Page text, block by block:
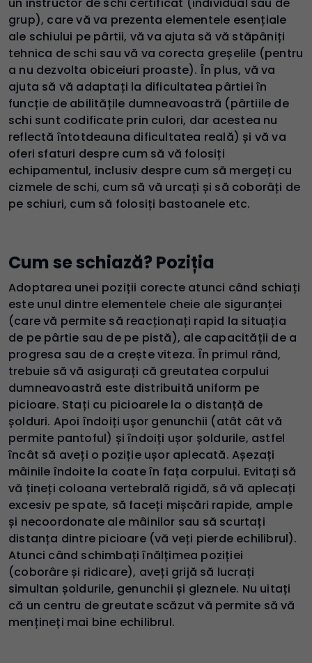
un instructor de schi certificat (individual sau de
grup), care vă va prezenta elementele esențiale
ale schiului pe pârtii, vă va ajuta să vă stăpâniți
tehnica de schi sau vă va corecta greșelile (pentru
a nu dezvolta obiceiuri proaste). În plus, vă va
ajuta să vă adaptați la dificultatea pârtiei în
funcție de abilitățile dumneavoastră (pârtiile de
schi sunt codificate prin culori, dar acestea nu
reflectă întotdeauna dificultatea reală) și vă va
oferi sfaturi despre cum să vă folosiți
echipamentul, inclusiv despre cum să mergeți cu
cizmele de schi, cum să vă urcați și să coborâți de
pe schiuri, cum să folosiți bastoanele etc.
Cum se schiază? Poziția
Adoptarea unei poziții corecte atunci când schiați
este unul dintre elementele cheie ale siguranței
(care vă permite să reacționați rapid la situația
de pe pârtie sau de pe pistă), ale capacității de a
progresa sau de a crește viteza. În primul rând,
trebuie să vă asigurați că greutatea corpului
dumneavoastră este distribuită uniform pe
picioare. Stați cu picioarele la o distanță de
șolduri. Apoi îndoiți ușor genunchii (atât cât vă
permite pantoful) și îndoiți ușor șoldurile, astfel
încât să aveți o poziție ușor aplecată. Așezați
mâinile îndoite la coate în fața corpului. Evitați să
vă țineți coloana vertebrală rigidă, să vă aplecați
excesiv pe spate, să faceți mișcări rapide, ample
și necoordonate ale mâinilor sau să scurtați
distanța dintre picioare (vă veți pierde echilibrul).
Atunci când schimbați înălțimea poziției
(coborâre și ridicare), aveți grijă să lucrați
simultan șoldurile, genunchii și gleznele. Nu uitați
că un centru de greutate scăzut vă permite să vă
mențineți mai bine echilibrul.